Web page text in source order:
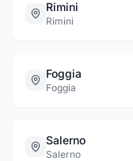
Rimini
Rimini
Foggia
Foggia
Salerno
Salerno